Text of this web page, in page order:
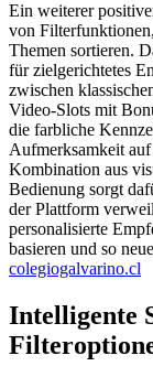
Ein weiterer
von
Themen sortieren.
für zielgerichtetes
zwischen
Video-Slots mit
die farbliche
Aufmerksamkeit auf
Kombination aus
Bedienung sorgt
der Plattform
personalisierte
basieren und so
colegiogalvarino.cl
Intelligente